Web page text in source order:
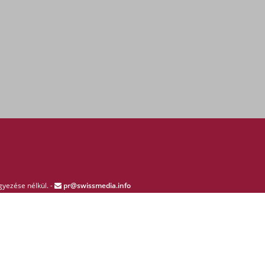
nélkül. - pr@swissmedia.info